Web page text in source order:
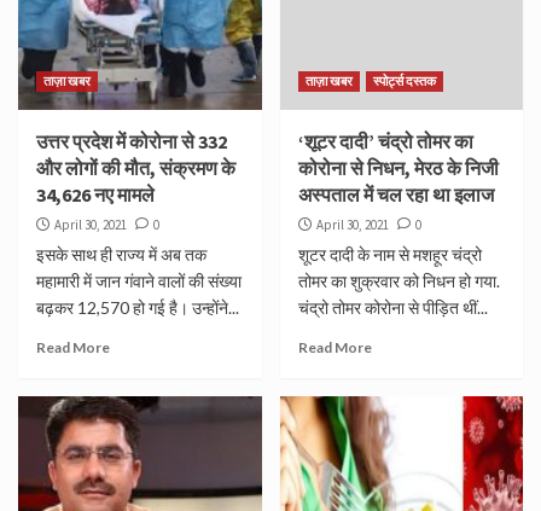
ताज़ा खबर
उत्तर प्रदेश में कोरोना से 332
और लोगों की मौत, संक्रमण के
34,626 नए मामले
April 30, 2021 0
इसके साथ ही राज्य में अब तक
महामारी में जान गंवाने वालों की संख्या
बढ़कर 12,570 हो गई है। उन्होंने...
Read More
ताज़ा खबर स्पोर्ट्स दस्तक
‘शूटर दादी’ चंद्रो तोमर का
कोरोना से निधन, मेरठ के निजी
अस्पताल में चल रहा था इलाज
April 30, 2021 0
शूटर दादी के नाम से मशहूर चंद्रो
तोमर का शुक्रवार को निधन हो गया.
चंद्रो तोमर कोरोना से पीड़ित थीं...
Read More